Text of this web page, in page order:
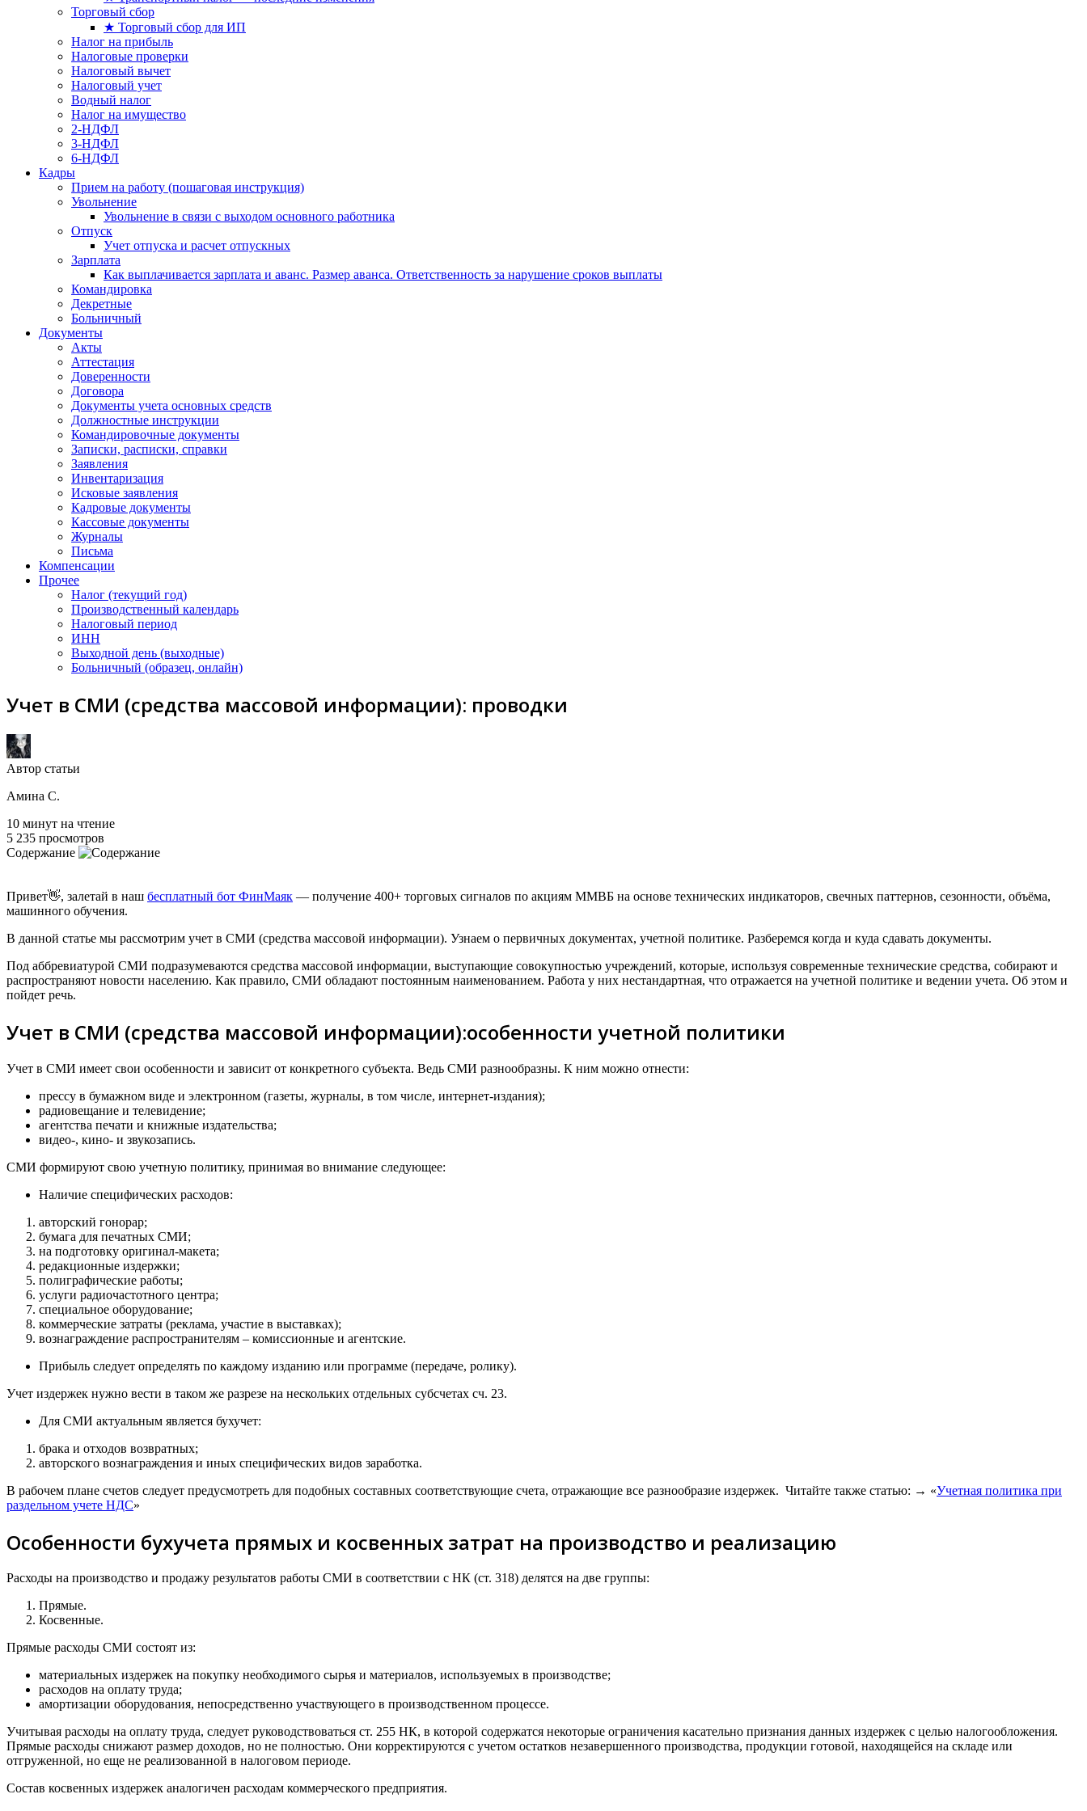
Торговый сбор
★ Торговый сбор для ИП
Налог на прибыль
Налоговые проверки
Налоговый вычет
Налоговый учет
Водный налог
Налог на имущество
2-НДФЛ
3-НДФЛ
6-НДФЛ
Кадры
Прием на работу (пошаговая инструкция)
Увольнение
Увольнение в связи с выходом основного работника
Отпуск
Учет отпуска и расчет отпускных
Зарплата
Как выплачивается зарплата и аванс. Размер аванса. Ответственность за нарушение сроков выплаты
Командировка
Декретные
Больничный
Документы
Акты
Аттестация
Доверенности
Договора
Документы учета основных средств
Должностные инструкции
Командировочные документы
Записки, расписки, справки
Заявления
Инвентаризация
Исковые заявления
Кадровые документы
Кассовые документы
Журналы
Письма
Компенсации
Прочее
Налог (текущий год)
Производственный календарь
Налоговый период
ИНН
Выходной день (выходные)
Больничный (образец, онлайн)
Учет в СМИ (средства массовой информации): проводки
Автор статьи
Амина С.
10 минут на чтение
5 235 просмотров
Содержание
Привет👋, залетай в наш бесплатный бот ФинМаяк — получение 400+ торговых сигналов по акциям ММВБ на основе технических индикаторов, свечных паттернов, сезонности, объёма,
машинного обучения.
В данной статье мы рассмотрим учет в СМИ (средства массовой информации). Узнаем о первичных документах, учетной политике. Разберемся когда и куда сдавать документы.
Под аббревиатурой СМИ подразумеваются средства массовой информации, выступающие совокупностью учреждений, которые, используя современные технические средства, собирают и
распространяют новости населению. Как правило, СМИ обладают постоянным наименованием. Работа у них нестандартная, что отражается на учетной политике и ведении учета. Об этом и
пойдет речь.
Учет в СМИ (средства массовой информации):особенности учетной политики
Учет в СМИ имеет свои особенности и зависит от конкретного субъекта. Ведь СМИ разнообразны. К ним можно отнести:
прессу в бумажном виде и электронном (газеты, журналы, в том числе, интернет-издания);
радиовещание и телевидение;
агентства печати и книжные издательства;
видео-, кино- и звукозапись.
СМИ формируют свою учетную политику, принимая во внимание следующее:
Наличие специфических расходов:
авторский гонорар;
бумага для печатных СМИ;
на подготовку оригинал-макета;
редакционные издержки;
полиграфические работы;
услуги радиочастотного центра;
специальное оборудование;
коммерческие затраты (реклама, участие в выставках);
вознаграждение распространителям – комиссионные и агентские.
Прибыль следует определять по каждому изданию или программе (передаче, ролику).
Учет издержек нужно вести в таком же разрезе на нескольких отдельных субсчетах сч. 23.
Для СМИ актуальным является бухучет:
брака и отходов возвратных;
авторского вознаграждения и иных специфических видов заработка.
В рабочем плане счетов следует предусмотреть для подобных составных соответствующие счета, отражающие все разнообразие издержек. Читайте также статью: → «Учетная политика при
раздельном учете НДС»
Особенности бухучета прямых и косвенных затрат на производство и реализацию
Расходы на производство и продажу результатов работы СМИ в соответствии с НК (ст. 318) делятся на две группы:
Прямые.
Косвенные.
Прямые расходы СМИ состоят из:
материальных издержек на покупку необходимого сырья и материалов, используемых в производстве;
расходов на оплату труда;
амортизации оборудования, непосредственно участвующего в производственном процессе.
Учитывая расходы на оплату труда, следует руководствоваться ст. 255 НК, в которой содержатся некоторые ограничения касательно признания данных издержек с целью налогообложения.
Прямые расходы снижают размер доходов, но не полностью. Они корректируются с учетом остатков незавершенного производства, продукции готовой, находящейся на складе или
отгруженной, но еще не реализованной в налоговом периоде.
Состав косвенных издержек аналогичен расходам коммерческого предприятия.